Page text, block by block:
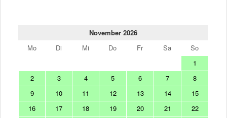
November 2026
Mo
Di Mi Do Fr Sa
So
1
2
3 4 5 6 7
8
9
10 11 12 13 14
15
16
17 18 19 20 21
22